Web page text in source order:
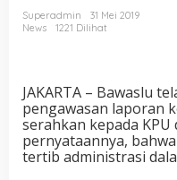
Superadmin
31 Mei 2019
News
1221 Dilihat
JAKARTA – Bawaslu
pengawasan laporan
serahkan kepada
pernyataannya,
tertib administrasi